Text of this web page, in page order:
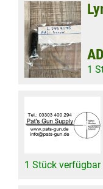
1
1 Stück verfügbar